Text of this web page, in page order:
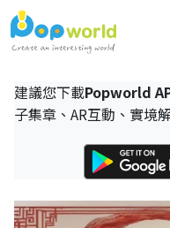
建議您下載Popworld
子集章、AR互動、實境